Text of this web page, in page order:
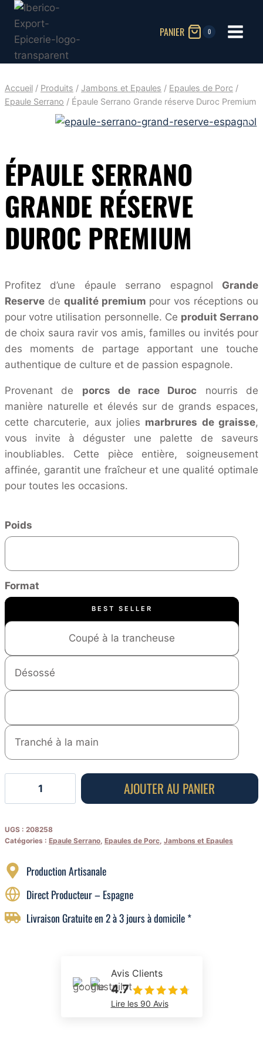
Aller
contenu
PANIER 0
Accueil / Produits / Jambons et Epaules / Epaules de Porc /
Epaule Serrano / Épaule Serrano Grande réserve Duroc Premium
ÉPAULE SERRANO
GRANDE RÉSERVE
DUROC PREMIUM
Profitez d’une épaule serrano espagnol Grande
Reserve de qualité premium pour vos réceptions ou
pour votre utilisation personnelle. Ce produit Serrano
de choix saura ravir vos amis, familles ou invités pour
des moments de partage apportant une touche
authentique de culture et de passion espagnole.
Provenant de porcs de race Duroc nourris de
manière naturelle et élevés sur de grands espaces,
cette charcuterie, aux jolies marbrures de graisse,
vous invite à déguster une palette de saveurs
inoubliables. Cette pièce entière, soigneusement
affinée, garantit une fraîcheur et une qualité optimale
pour toutes les occasions.
Poids
Format
BEST SELLER
Coupé à la trancheuse
Désossé
Tranché à la main
Serrano
Grande
réserve
Duroc
Premium
AJOUTER AU PANIER
UGS : 208258
Catégories : Epaule Serrano, Epaules de Porc, Jambons et Epaules
Production Artisanale
Direct Producteur – Espagne
Livraison Gratuite en 2 à 3 jours à domicile *
Avis Clients
4.7
Lire les 90 Avis